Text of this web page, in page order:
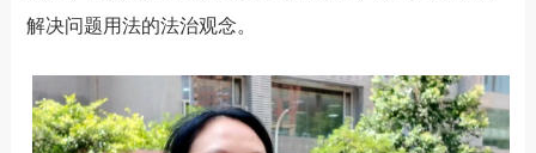
解决问题用法的法治观念。